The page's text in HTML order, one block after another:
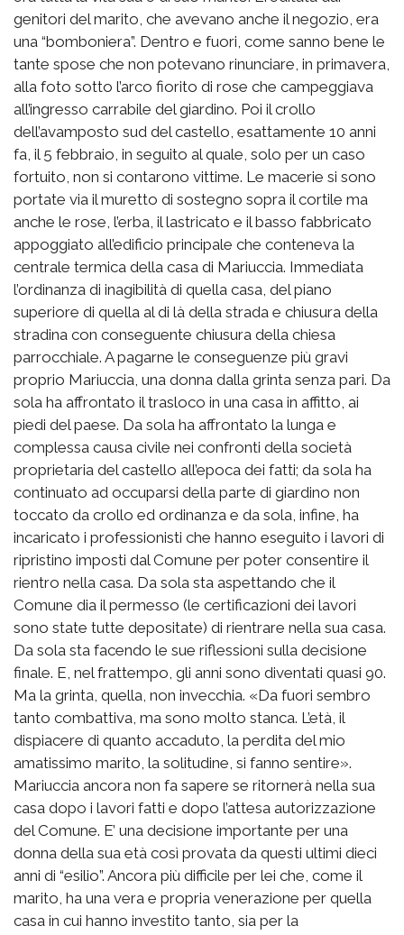
genitori del marito, che avevano anche il negozio, era
una “bomboniera”. Dentro e fuori, come sanno bene le
tante spose che non potevano rinunciare, in primavera,
alla foto sotto l’arco fiorito di rose che campeggiava
all’ingresso carrabile del giardino. Poi il crollo
dell’avamposto sud del castello, esattamente 10 anni
fa, il 5 febbraio, in seguito al quale, solo per un caso
fortuito, non si contarono vittime. Le macerie si sono
portate via il muretto di sostegno sopra il cortile ma
anche le rose, l’erba, il lastricato e il basso fabbricato
appoggiato all’edificio principale che conteneva la
centrale termica della casa di Mariuccia. Immediata
l’ordinanza di inagibilità di quella casa, del piano
superiore di quella al di là della strada e chiusura della
stradina con conseguente chiusura della chiesa
parrocchiale. A pagarne le conseguenze più gravi
proprio Mariuccia, una donna dalla grinta senza pari. Da
sola ha affrontato il trasloco in una casa in affitto, ai
piedi del paese. Da sola ha affrontato la lunga e
complessa causa civile nei confronti della società
proprietaria del castello all’epoca dei fatti; da sola ha
continuato ad occuparsi della parte di giardino non
toccato da crollo ed ordinanza e da sola, infine, ha
incaricato i professionisti che hanno eseguito i lavori di
ripristino imposti dal Comune per poter consentire il
rientro nella casa. Da sola sta aspettando che il
Comune dia il permesso (le certificazioni dei lavori
sono state tutte depositate) di rientrare nella sua casa.
Da sola sta facendo le sue riflessioni sulla decisione
finale. E, nel frattempo, gli anni sono diventati quasi 90.
Ma la grinta, quella, non invecchia. «Da fuori sembro
tanto combattiva, ma sono molto stanca. L’età, il
dispiacere di quanto accaduto, la perdita del mio
amatissimo marito, la solitudine, si fanno sentire».
Mariuccia ancora non fa sapere se ritornerà nella sua
casa dopo i lavori fatti e dopo l’attesa autorizzazione
del Comune. E’ una decisione importante per una
donna della sua età così provata da questi ultimi dieci
anni di “esilio”. Ancora più difficile per lei che, come il
marito, ha una vera e propria venerazione per quella
casa in cui hanno investito tanto, sia per la